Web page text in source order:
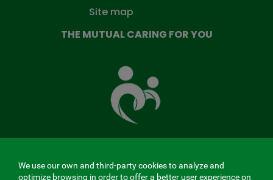
Site map
THE MUTUAL CARING FOR YOU
Mutual
Fund
that
takes
We use our own and third-party cookies to analyze and
optimize browsing in order to offer a better user experience on